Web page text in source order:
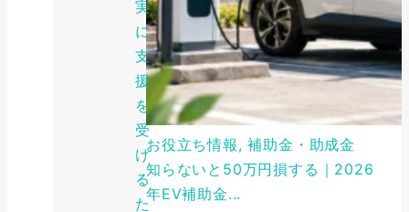
実
に
支
援
を
受
け
る
た
お役立ち情報, 補助金・助成金
知らないと50万円損する｜2026
年EV補助金...